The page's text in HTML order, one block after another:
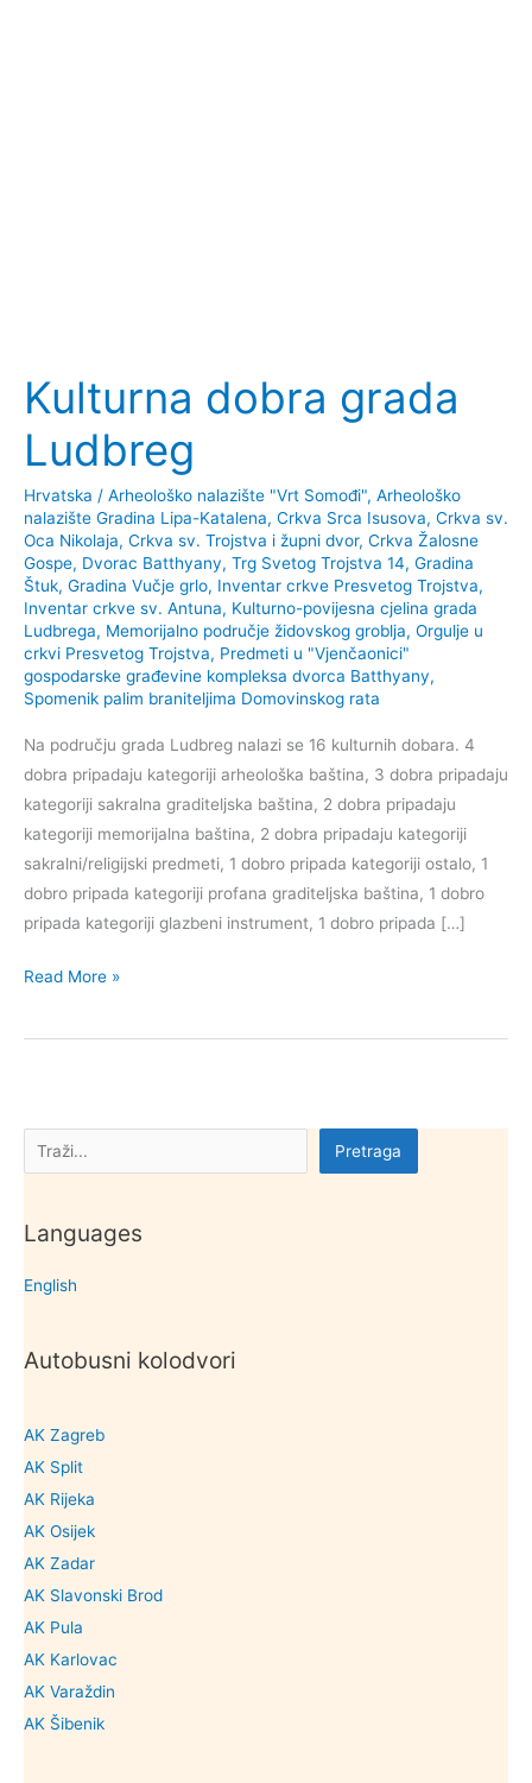
Pretraga Pretraga
Languages
English
Autobusni kolodvori
AK Zagreb
AK Split
AK Rijeka
AK Osijek
AK Zadar
AK Slavonski Brod
AK Pula
AK Karlovac
AK Varaždin
AK Šibenik
Kulturna dobra grada
Ludbreg
Hrvatska / Arheološko nalazište "Vrt Somođi", Arheološko
nalazište Gradina Lipa-Katalena, Crkva Srca Isusova, Crkva sv.
Oca Nikolaja, Crkva sv. Trojstva i župni dvor, Crkva Žalosne
Gospe, Dvorac Batthyany, Trg Svetog Trojstva 14, Gradina
Štuk, Gradina Vučje grlo, Inventar crkve Presvetog Trojstva,
Inventar crkve sv. Antuna, Kulturno-povijesna cjelina grada
Ludbrega, Memorijalno područje židovskog groblja, Orgulje u
crkvi Presvetog Trojstva, Predmeti u "Vjenčaonici"
gospodarske građevine kompleksa dvorca Batthyany,
Spomenik palim braniteljima Domovinskog rata
Na području grada Ludbreg nalazi se 16 kulturnih dobara. 4
dobra pripadaju kategoriji arheološka baština, 3 dobra pripadaju
kategoriji sakralna graditeljska baština, 2 dobra pripadaju
kategoriji memorijalna baština, 2 dobra pripadaju kategoriji
sakralni/religijski predmeti, 1 dobro pripada kategoriji ostalo, 1
dobro pripada kategoriji profana graditeljska baština, 1 dobro
pripada kategoriji glazbeni instrument, 1 dobro pripada […]
Kulturna
grada
Read More »